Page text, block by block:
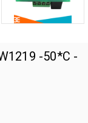
-50*C -